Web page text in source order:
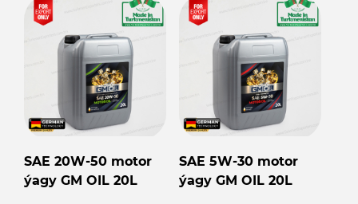
SAE 20W-50 motor
ýagy GM OIL 20L
SAE 5W-30 motor
ýagy GM OIL 20L